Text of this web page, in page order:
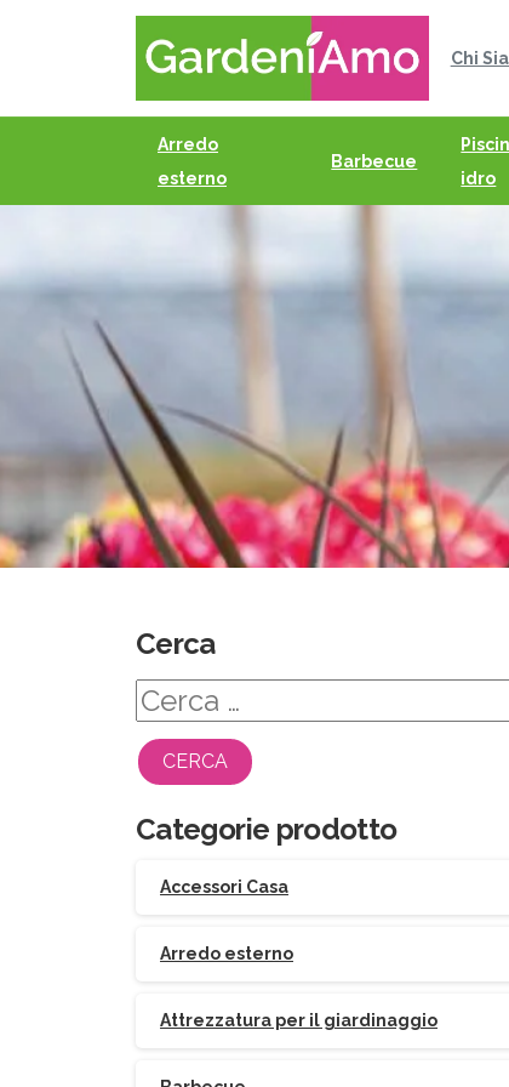
Chi
Arredo
esterno
Barbecue
idro
Cerca
Ricerca
per:
Categorie prodotto
Accessori Casa
Arredo esterno
Attrezzatura per il giardinaggio